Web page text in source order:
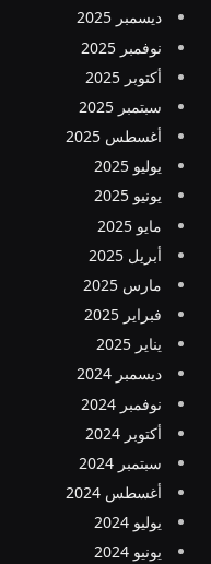
ديسمبر 2025
نوفمبر 2025
أكتوبر 2025
سبتمبر 2025
أغسطس 2025
يوليو 2025
يونيو 2025
مايو 2025
أبريل 2025
مارس 2025
فبراير 2025
يناير 2025
ديسمبر 2024
نوفمبر 2024
أكتوبر 2024
سبتمبر 2024
أغسطس 2024
يوليو 2024
يونيو 2024